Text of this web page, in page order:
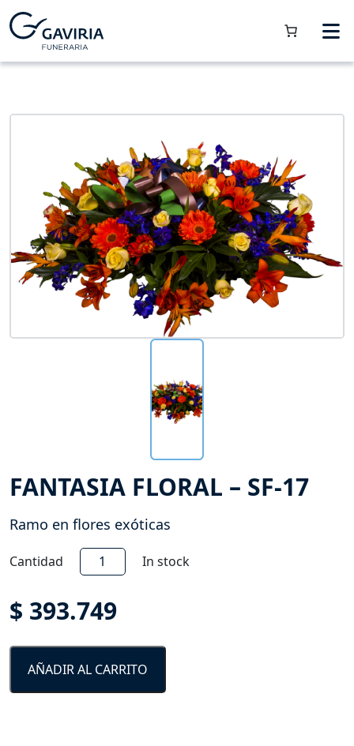
FANTASIA FLORAL – SF-17
Ramo en flores exóticas
Cantidad
Fantasia
Floral
SF-
cantidad
In stock
$ 393.749
AÑADIR AL CARRITO